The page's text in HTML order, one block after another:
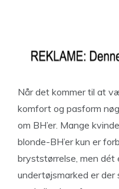
Når det kommer til at
komfort og pasform
om BH’er. Mange
blonde-BH’er kun er
bryststørrelse, men dét
undertøjsmarked er der